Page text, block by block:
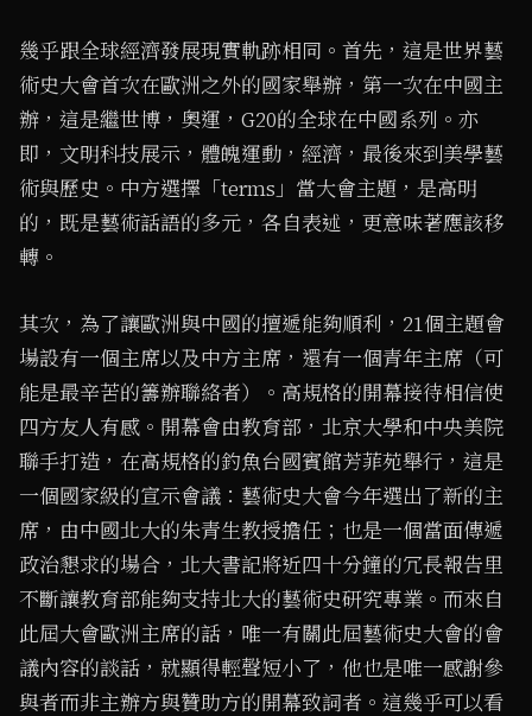
幾乎跟全球經濟發展現實軌跡相同。首先，這是世界藝
術史大會首次在歐洲之外的國家舉辦，第一次在中國主
辦，這是繼世博，奧運，G20的全球在中國系列。亦
即，文明科技展示，體魄運動，經濟，最後來到美學藝
術與歷史。中方選擇「terms」當大會主題，是高明
的，既是藝術話語的多元，各自表述，更意味著應該移
轉。
其次，為了讓歐洲與中國的擅遞能夠順利，21個主題會
場設有一個主席以及中方主席，還有一個青年主席（可
能是最辛苦的籌辦聯絡者）。高規格的開幕接待相信使
四方友人有感。開幕會由教育部，北京大學和中央美院
聯手打造，在高規格的釣魚台國賓館芳菲苑舉行，這是
一個國家級的宣示會議：藝術史大會今年選出了新的主
席，由中國北大的朱青生教授擔任；也是一個當面傳遞
政治懇求的場合，北大書記將近四十分鐘的冗長報告里
不斷讓教育部能夠支持北大的藝術史研究專業。而來自
此屆大會歐洲主席的話，唯一有關此屆藝術史大會的會
議內容的談話，就顯得輕聲短小了，他也是唯一感謝參
與者而非主辦方與贊助方的開幕致詞者。這幾乎可以看